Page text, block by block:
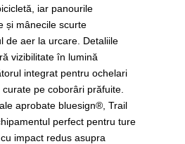
iar panourile
și mânecile scurte
de aer la urcare. Detaliile
vizibilitate în lumină
integrat pentru ochelari
pe coborâri prăfuite.
aprobate bluesign®, Trail
perfect pentru ture
impact redus asupra